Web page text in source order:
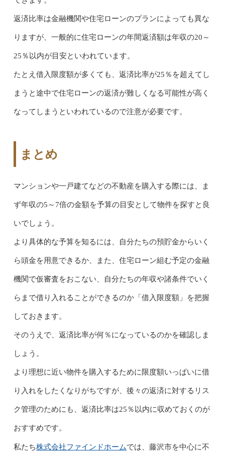
返済比率は金融機関や住宅ローンのプランによっても異な
りますが、一般的に住宅ローンの年間返済額は年収の20～
25％以内が目安といわれています。
たとえ借入限度額が多くても、返済比率が25％を超えてし
まうと途中で住宅ローンの返済が難しくなる可能性が高く
なってしまうといわれているので注意が必要です。
まとめ
マンションや一戸建てなどの不動産を購入する際には、ま
ず年収の5～7倍の金額を予算の目安として物件を探すと良
いでしょう。
より具体的な予算を知るには、自分たちの預貯金からいく
ら頭金を用意できるか、また、住宅ローン組む予定の金融
機関で仮審査をおこない、自分たちの年収や諸条件でいく
らまで借り入れることができるのか「借入限度額」を把握
しておきます。
そのうえで、返済比率が何％になっているのかを確認しま
しょう。
より理想に近い物件を購入するために限度額いっぱいに借
り入れをしたくなりがちですが、後々の返済に対するリス
ク管理のためにも、返済比率は25％以内に収めておくのが
おすすめです。
私たち株式会社ファインドホームでは、藤沢市を中心に不